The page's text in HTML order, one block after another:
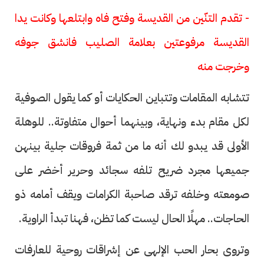
- تقدم التنّين من القديسة وفتح فاه وابتلعها وكانت يدا
القديسة مرفوعتين بعلامة الصليب فانشق جوفه
وخرجت منه
تتشابه المقامات وتتباين الحكايات أو كما يقول الصوفية
لكل مقام بدء ونهاية، وبينهما أحوال متفاوتة.. للوهلة
الأولى قد يبدو لك أنه ما من ثمة فروقات جلية بينهن
جميعها مجرد ضريح تلفه سجائد وحرير أخضر على
صومعته وخلفه ترقد صاحبة الكرامات ويقف أمامه ذو
الحاجات.. مهلًا الحال ليست كما تظن، فهنا تبدأ الراوية.
وتروى بحار الحب الإلهى عن إشراقات روحية للعارفات